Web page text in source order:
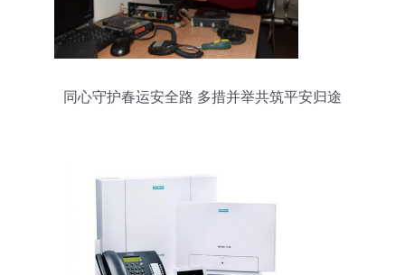
同心守护春运安全路 多措并举共筑平安归途